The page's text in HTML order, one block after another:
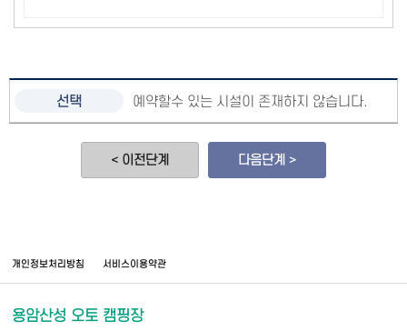
예약할수 있는 시설이 존재하지 않습니다.
< 이전단계 다음단계 >
개인정보처리방침 서비스이용약관
용암산성 오토 캠핑장